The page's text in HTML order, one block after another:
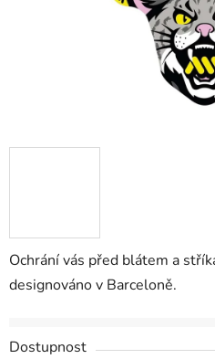
Ochrání vás před blátem a
designováno v Barceloně.
Dostupnost